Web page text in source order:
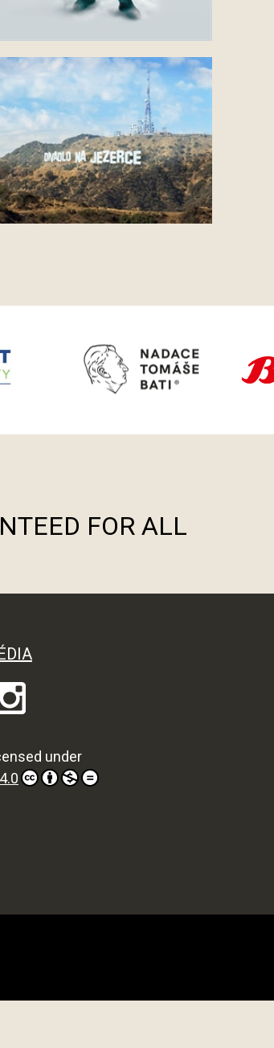
FOR ALL
under